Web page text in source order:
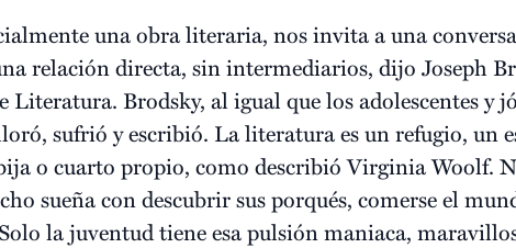
una obra literaria, nos invita a una
relación directa, sin intermediarios, dijo Joseph
Literatura. Brodsky, al igual que los adolescentes y
sufrió y escribió. La literatura es un refugio, un
o cuarto propio, como describió Virginia Woolf.
sueña con descubrir sus porqués, comerse el
la juventud tiene esa pulsión maniaca,